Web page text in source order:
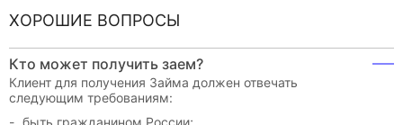
ХОРОШИЕ ВОПРОСЫ
Кто может получить заем?
Клиент для получения Займа должен отвечать
следующим требованиям: